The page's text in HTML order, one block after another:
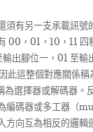
須有另一支承載訊號
00，01，10，11 四
出腳位一，01 至輸
此這整個對應關係
選擇器或解碼器。
編碼器或多工器（
方向互為相反的邏輯